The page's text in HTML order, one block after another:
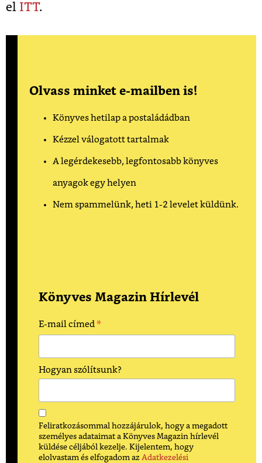
el ITT.
Olvass minket e-mailben is!
Könyves hetilap a postaládádban
Kézzel válogatott tartalmak
A legérdekesebb, legfontosabb könyves
anyagok egy helyen
Nem spammelünk, heti 1-2 levelet küldünk.
Könyves Magazin Hírlevél
E-mail címed *
Hogyan szólítsunk?
Feliratkozásommal hozzájárulok, hogy a megadott
személyes adataimat a Könyves Magazin hírlevél
küldése céljából kezelje. Kijelentem, hogy
elolvastam és elfogadom az Adatkezelési